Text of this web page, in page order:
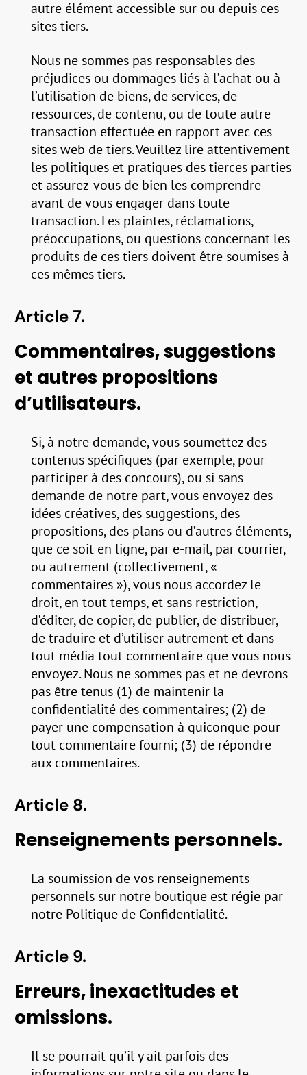
autre élément accessible sur ou depuis ces
sites tiers.
Nous ne sommes pas responsables des
préjudices ou dommages liés à l’achat ou à
l’utilisation de biens, de services, de
ressources, de contenu, ou de toute autre
transaction effectuée en rapport avec ces
sites web de tiers. Veuillez lire attentivement
les politiques et pratiques des tierces parties
et assurez-vous de bien les comprendre
avant de vous engager dans toute
transaction. Les plaintes, réclamations,
préoccupations, ou questions concernant les
produits de ces tiers doivent être soumises à
ces mêmes tiers.
Article 7.
Commentaires, suggestions
et autres propositions
d’utilisateurs.
Si, à notre demande, vous soumettez des
contenus spécifiques (par exemple, pour
participer à des concours), ou si sans
demande de notre part, vous envoyez des
idées créatives, des suggestions, des
propositions, des plans ou d’autres éléments,
que ce soit en ligne, par e-mail, par courrier,
ou autrement (collectivement, «
commentaires »), vous nous accordez le
droit, en tout temps, et sans restriction,
d’éditer, de copier, de publier, de distribuer,
de traduire et d’utiliser autrement et dans
tout média tout commentaire que vous nous
envoyez. Nous ne sommes pas et ne devrons
pas être tenus (1) de maintenir la
confidentialité des commentaires; (2) de
payer une compensation à quiconque pour
tout commentaire fourni; (3) de répondre
aux commentaires.
Article 8.
Renseignements personnels.
La soumission de vos renseignements
personnels sur notre boutique est régie par
notre Politique de Confidentialité.
Article 9.
Erreurs, inexactitudes et
omissions.
Il se pourrait qu’il y ait parfois des